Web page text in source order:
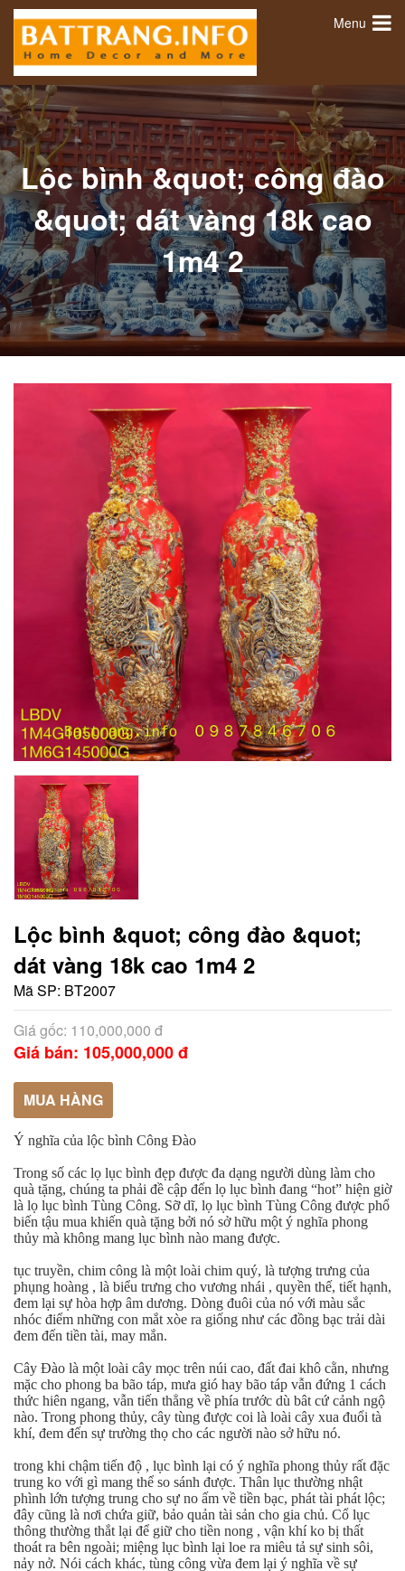
Menu
Lộc bình &quot; công đào
&quot; dát vàng 18k cao
1m4 2
Lộc bình &quot; công đào &quot;
dát vàng 18k cao 1m4 2
Mã SP: BT2007
Giá gốc: 110,000,000 đ
Giá bán: 105,000,000 đ
MUA HÀNG
Ý nghĩa của lộc bình Công Đào
Trong số các lọ lục bình đẹp được đa dạng người dùng làm cho
quà tặng, chúng ta phải đề cập đến lọ lục bình đang “hot” hiện giờ
là lọ lục bình Tùng Công. Sỡ dĩ, lọ lục bình Tùng Công được phổ
biến tậu mua khiến quà tặng bởi nó sở hữu một ý nghĩa phong
thủy mà không mang lục bình nào mang được.
tục truyền, chim công là một loài chim quý, là tượng trưng của
phụng hoàng , là biểu trưng cho vương nhái , quyền thế, tiết hạnh,
đem lại sự hòa hợp âm dương. Dòng đuôi của nó với màu sắc
nhóc điểm những con mắt xòe ra giống như các đồng bạc trải dài
đem đến tiền tài, may mắn.
Cây Đào là một loài cây mọc trên núi cao, đất đai khô cằn, nhưng
mặc cho phong ba bão táp, mưa gió hay bão táp vẫn đứng 1 cách
thức hiên ngang, vẫn tiến thẳng về phía trước dù bât cứ cảnh ngộ
nào. Trong phong thủy, cây tùng được coi là loài cây xua đuổi tà
khí, đem đến sự trường thọ cho các người nào sở hữu nó.
trong khi chậm tiến độ , lục bình lại có ý nghĩa phong thủy rất đặc
trung ko với gì mang thể so sánh được. Thân lục thường nhật
phình lớn tượng trung cho sự no ấm về tiền bạc, phát tài phát lộc;
đây cũng là nơi chứa giữ, bảo quản tài sản cho gia chủ. Cổ lục
thông thường thắt lại để giữ cho tiền nong , vận khí ko bị thất
thoát ra bên ngoài; miệng lục bình lại loe ra miêu tả sự sinh sôi,
nảy nở. Nói cách khác, tùng công vừa đem lại ý nghĩa về sự